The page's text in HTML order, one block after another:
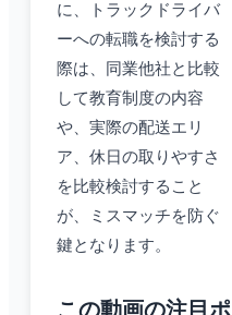
に、トラックドライバ
ーへの転職を検討する
際は、同業他社と比較
して教育制度の内容
や、実際の配送エリ
ア、休日の取りやすさ
を比較検討すること
が、ミスマッチを防ぐ
鍵となります。
この動画の注目ポ